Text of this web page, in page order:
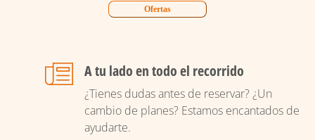
Ofertas
A tu lado en todo el recorrido
¿Tienes dudas antes de reservar? ¿Un
cambio de planes? Estamos encantados de
ayudarte.